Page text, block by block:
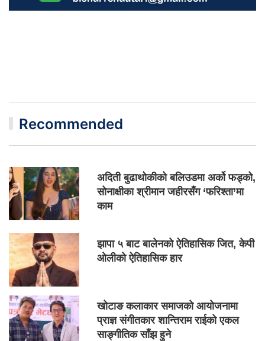
Recommended
अदिती बुढाथोकीको बलिउडमा अर्को फड्को,
सोनाक्षीका श्रीमान जहीरसँग ‘फरिश्ता’मा
काम
झापा ५ बाट बालेनको ऐतिहासिक जित, केपी
ओलीको ऐतिहासिक हार
खोटाङ कलाकार समाजको आयोजनामा
प्राज्ञ संगीतकार शान्तिराम राईको एकल
साङ्गीतिक साँझ हुने